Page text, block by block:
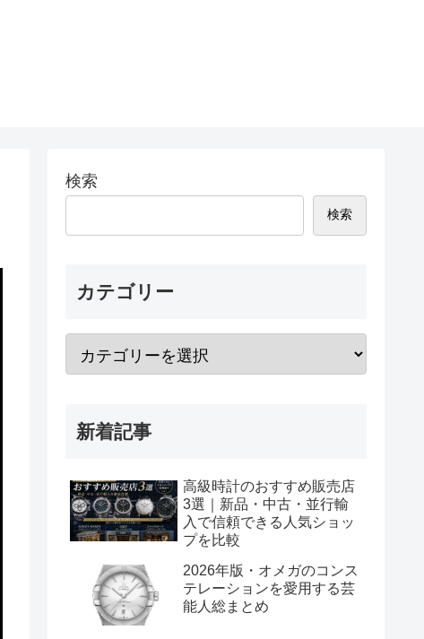
検索
検索
カテゴリー
新着記事
高級時計のおすすめ販売店
3選｜新品・中古・並行輸
入で信頼できる人気ショッ
プを比較
2026年版・オメガのコンス
テレーションを愛用する芸
能人総まとめ